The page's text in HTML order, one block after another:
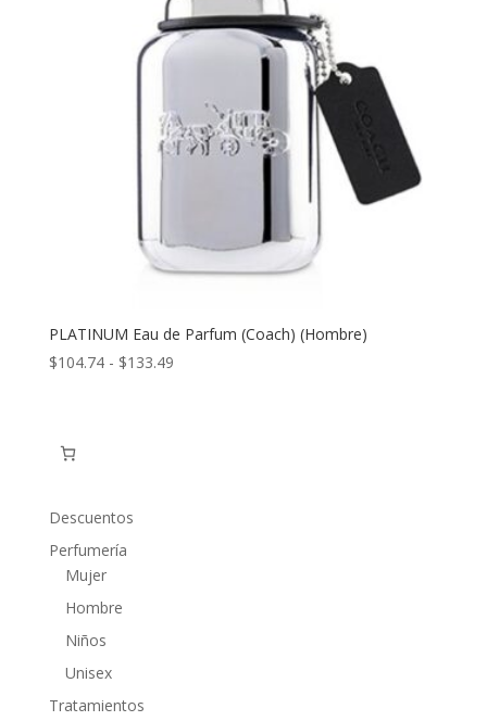
$156.06
PLATINUM Eau de Parfum (Coach) (Hombre)
$104.74 - $133.49Rango
Descuentos
Perfumería
Mujer
Hombre
Niños
Unisex
Tratamientos